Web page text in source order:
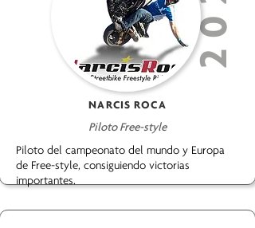
NARCIS ROCA
Piloto Free-style
Piloto del campeonato del mundo y Europa
de Free-style, consiguiendo victorias
importantes.